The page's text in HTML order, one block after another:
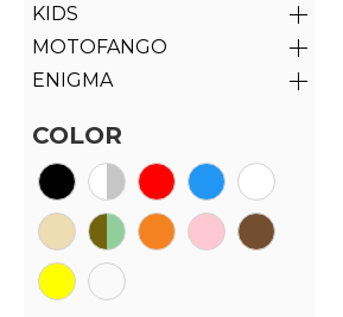
KIDS
MOTOFANGO
ENIGMA
COLOR